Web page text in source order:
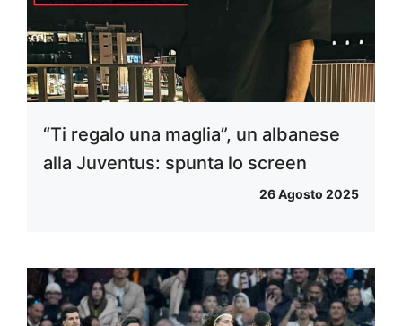
“Ti regalo una maglia”, un albanese
alla Juventus: spunta lo screen
26 Agosto 2025